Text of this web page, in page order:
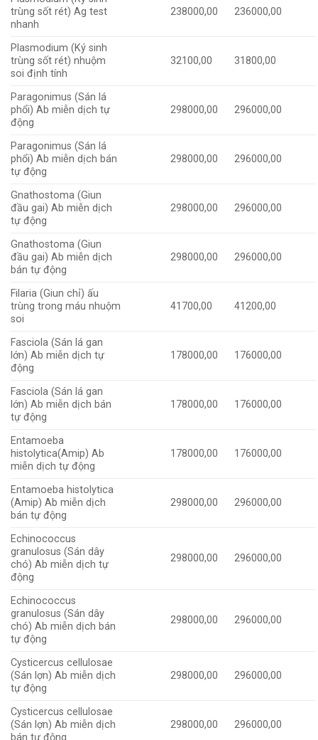
trùng sốt rét) Ag test
nhanh
238000,00 236000,00
Plasmodium (Ký sinh
trùng sốt rét) nhuộm
soi định tính
32100,00 31800,00
Paragonimus (Sán lá
phổi) Ab miễn dịch tự
động
298000,00 296000,00
Paragonimus (Sán lá
phổi) Ab miễn dịch bán
tự động
298000,00 296000,00
Gnathostoma (Giun
đầu gai) Ab miễn dịch
tự động
298000,00 296000,00
Gnathostoma (Giun
đầu gai) Ab miễn dịch
bán tự động
298000,00 296000,00
Filaria (Giun chỉ) ấu
trùng trong máu nhuộm
soi
41700,00 41200,00
Fasciola (Sán lá gan
lớn) Ab miễn dịch tự
động
178000,00 176000,00
Fasciola (Sán lá gan
lớn) Ab miễn dịch bán
tự động
178000,00 176000,00
Entamoeba
histolytica(Amip) Ab
miễn dịch tự động
178000,00 176000,00
Entamoeba histolytica
(Amip) Ab miễn dịch
bán tự động
298000,00 296000,00
Echinococcus
granulosus (Sán dây
chó) Ab miễn dịch tự
động
298000,00 296000,00
Echinococcus
granulosus (Sán dây
chó) Ab miễn dịch bán
tự động
298000,00 296000,00
Cysticercus cellulosae
(Sán lợn) Ab miễn dịch
tự động
298000,00 296000,00
Cysticercus cellulosae
(Sán lợn) Ab miễn dịch
bán tự động
298000,00 296000,00